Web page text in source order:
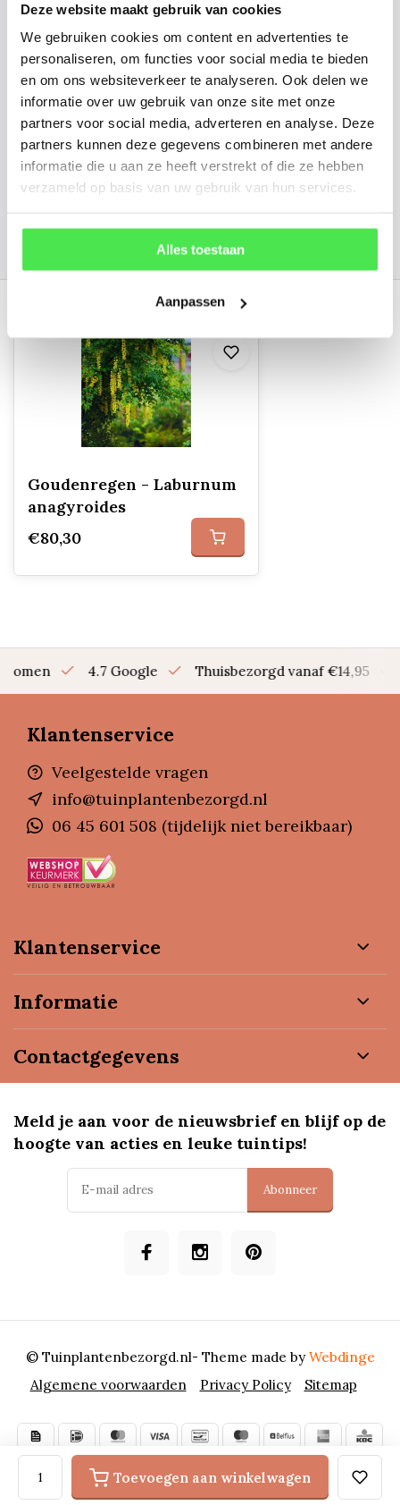
Deze website maakt gebruik van cookies
We gebruiken cookies om content en advertenties te
personaliseren, om functies voor social media te bieden
en om ons websiteverkeer te analyseren. Ook delen we
informatie over uw gebruik van onze site met onze
partners voor social media, adverteren en analyse. Deze
partners kunnen deze gegevens combineren met andere
informatie die u aan ze heeft verstrekt of die ze hebben
verzameld op basis van uw gebruik van hun services.
Alles toestaan
Aanpassen
Toevoegen aan winkelwagen
vorm. Wilt u weten hoe uw plant of
boom er ongeveer eruit ziet? We
kunnen u een foto sturen.
info@tuinplantenbezorgd.nl
06 45 601 508 (tijdelijk niet bereikbaar)
156 customers give us a 4.7/5 at
Recent bekeken
Goudenregen - Laburnum
anagyroides
€80,30
bomen 4.7 Google Thuisbezorgd vanaf €14,95
Klantenservice
Veelgestelde vragen
info@tuinplantenbezorgd.nl
06 45 601 508 (tijdelijk niet bereikbaar)
Klantenservice
Informatie
Contactgegevens
Meld je aan voor de nieuwsbrief en blijf op de
hoogte van acties en leuke tuintips!
Abonneer
Algemene voorwaarden Privacy Policy Sitemap
© Tuinplantenbezorgd.nl- Theme made byWebdinge